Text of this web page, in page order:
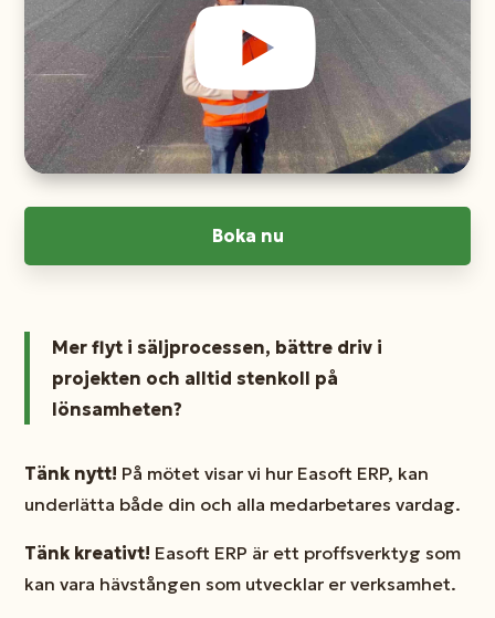
Boka nu
Mer flyt i säljprocessen, bättre driv i
projekten och alltid stenkoll på
lönsamheten?
Tänk nytt! På mötet visar vi hur Easoft ERP, kan
underlätta både din och alla medarbetares vardag.
Tänk kreativt! Easoft ERP är ett proffsverktyg som
kan vara hävstången som utvecklar er verksamhet.